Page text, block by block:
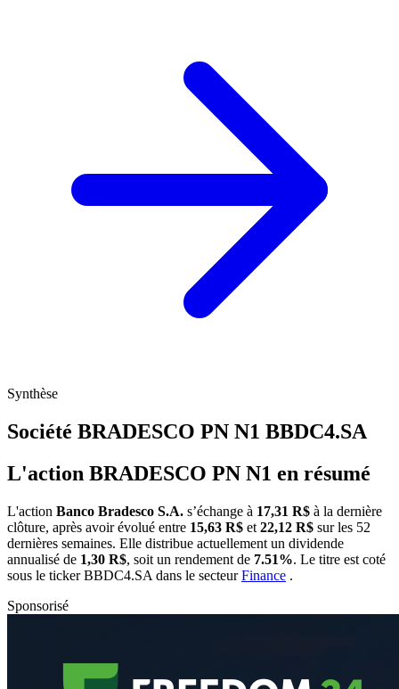
Synthèse
Société BRADESCO PN N1 BBDC4.SA
L'action BRADESCO PN N1 en résumé
L'action Banco Bradesco S.A. s’échange à 17,31 R$ à la dernière
clôture, après avoir évolué entre 15,63 R$ et 22,12 R$ sur les 52
dernières semaines. Elle distribue actuellement un dividende
annualisé de 1,30 R$, soit un rendement de 7.51%. Le titre est coté
sous le tickerBBDC4.SA dans le secteurFinance .
Sponsorisé